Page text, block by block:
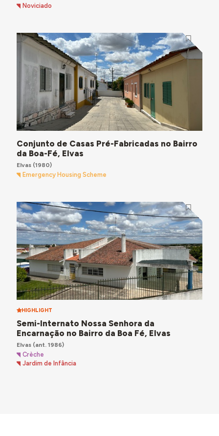
Noviciado
Conjunto de Casas Pré-Fabricadas no Bairro
da Boa-Fé, Elvas
Elvas(1980)
Emergency Housing Scheme
HIGHLIGHT
Semi-Internato Nossa Senhora da
Encarnação no Bairro da Boa Fé, Elvas
Elvas(ant. 1986)
Crèche
Jardim de Infância